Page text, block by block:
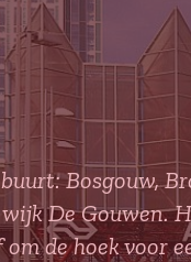
Bosgouw,
De Gouwen.
de hoek voor